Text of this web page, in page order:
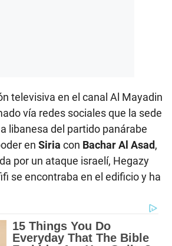
televisiva en el canal Al Mayadin
vía redes sociales que la sede
libanesa del partido panárabe
en Siria con Bachar Al Asad,
por un ataque israelí, Hegazy
se encontraba en el edificio y ha